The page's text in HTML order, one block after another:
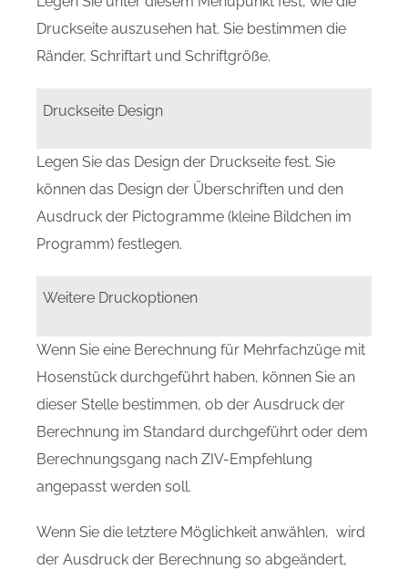
Druckseite auszusehen hat. Sie bestimmen die
Ränder, Schriftart und Schriftgröße.
Druckseite Design
Legen Sie das Design der Druckseite fest. Sie
können das Design der Überschriften und den
Ausdruck der Pictogramme (kleine Bildchen im
Programm) festlegen.
Weitere Druckoptionen
Wenn Sie eine Berechnung für Mehrfachzüge mit
Hosenstück durchgeführt haben, können Sie an
dieser Stelle bestimmen, ob der Ausdruck der
Berechnung im Standard durchgeführt oder dem
Berechnungsgang nach ZIV-Empfehlung
angepasst werden soll.
Wenn Sie die letztere Möglichkeit anwählen, wird
der Ausdruck der Berechnung so abgeändert,